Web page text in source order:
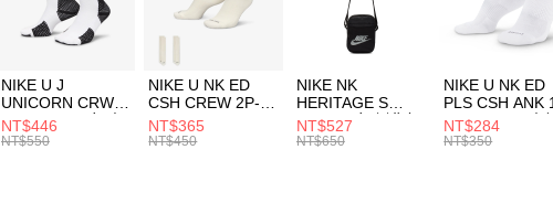
１．於結帳方式
付」結帳頁面，
２．訂單成立數
３．收到繳費通
／ATM／網路銀
※ 請注意：結帳
絡購買商品的店
先享後付繳納相
每筆NT$100，
付款後門市自取
每筆NT$100，
NIKE U J
UNICORN CRW
1PR -160 男女 中
統襪 FZ3393100
NT$446
NT$550
NIKE U NK ED
CSH CREW 2P-
144 EMBRDY 男
女 短統襪
NT$365
NT$450
NIKE NK
HERITAGE S
SMIT 男女 側背包
BA5871010
NT$527
NT$650
NIKE U NK ED
PLS CSH ANK
144 DBL 男 中統
襪 DH4058104
NT$284
NT$350